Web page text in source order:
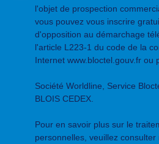
l'objet de prospection
vous pouvez vous inscrire
d'opposition au démarchage
l'article L223-1 du code de la
Internet www.bloctel.gouv.fr ou
Société Worldline, Service
BLOIS CEDEX.
Pour en savoir plus sur le
personnelles, veuillez consulter